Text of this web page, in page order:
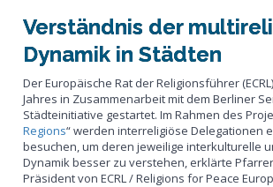
Verständnis der
Dynamik in Städten
Der Europäische Rat der Religionsführer
Jahres in Zusammenarbeit mit dem Berliner
Städteinitiative gestartet. Im Rahmen des
Regions“ werden interreligiöse Delegationen
besuchen, um deren jeweilige interkulturelle
Dynamik besser zu verstehen, erklärte
Präsident von ECRL / Religions for Peace